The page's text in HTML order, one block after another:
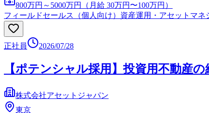
800万円～5000万円（月給 30万円〜100万円）
フィールドセールス（個人向け） 資産運用・アセットマネ
正社員 2026/07/28
【ポテンシャル採用】投資用不動産
株式会社アセットジャパン
東京